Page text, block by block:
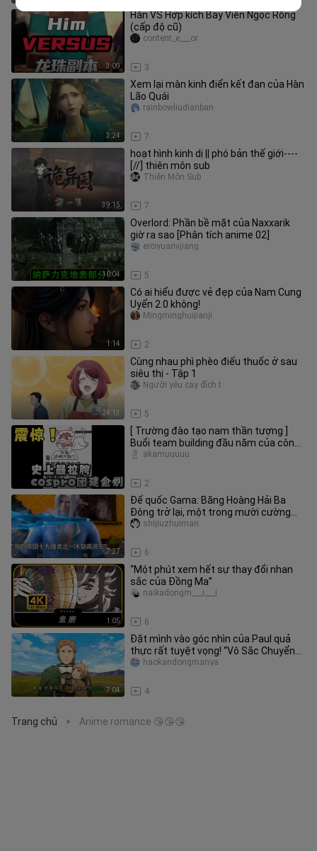
3:09
Hắn VS Hợp kích Bảy Viên Ngọc Rồng
(cấp độ cũ)
3
content_e___or
3:24
Xem lại màn kinh điển kết đan của Hàn
Lão Quái
7
rainbowliudianban
39:15
hoạt hình kinh dị || phó bản thế giới----
[//] thiên môn sub
7
Thiên Môn Sub
10:04
Overlord: Phần bề mặt của Naxxarik
giờ ra sao [Phân tích anime 02]
5
erciyuanvjiang
1:14
Có ai hiểu được vẻ đẹp của Nam Cung
Uyển 2.0 không!
2
Mingminghuijianji
24:13
Cùng nhau phì phèo điếu thuốc ở sau
siêu thị - Tập 1
5
Người yêu cay đích t
31:49
[ Trường đào tạo nam thần tượng ]
Buổi team building đầu năm của công
ty cospro hóa ra lại như thế n
2
akamuuuuu
7:27
Đế quốc Gama: Băng Hoàng Hải Ba
Đông trở lại, một trong mười cường
giả hàng đầu
6
shijiuzhuiman
1:05
“Một phút xem hết sự thay đổi nhan
sắc của Đồng Ma”
6
naikadongm___i___i
7:04
Đặt mình vào góc nhìn của Paul quả
thực rất tuyệt vọng! “Vô Sắc Chuyển
Sinh”
4
haokandongmanya
Trang chủ > Anime romance 😘😘😘